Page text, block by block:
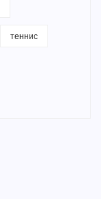
теннис